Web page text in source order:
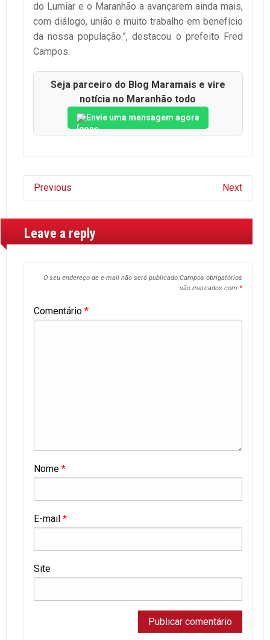
do Lumiar e o Maranhão a avançarem ainda mais,
com diálogo, união e muito trabalho em benefício
da nossa população.”, destacou o prefeito Fred
Campos.
Seja parceiro do Blog Maramais e vire
notícia no Maranhão todo
Envie uma mensagem agora
Previous Next
Leave a reply
O seu endereço de e-mail não será publicado.Campos obrigatórios
são marcados com *
Comentário *
Nome *
E-mail *
Site